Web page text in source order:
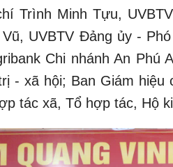
Trình Minh Tựu,
Vũ, UVBTV Đảng ủy -
Chi nhánh An Phú
- xã hội; Ban Giám
tác xã, Tổ hợp tác, Hộ